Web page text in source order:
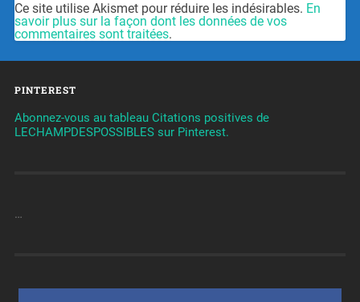
Ce site utilise Akismet pour réduire les indésirables. En
savoir plus sur la façon dont les données de vos
commentaires sont traitées.
PINTEREST
Abonnez-vous au tableau Citations positives de
LECHAMPDESPOSSIBLES sur Pinterest.
…